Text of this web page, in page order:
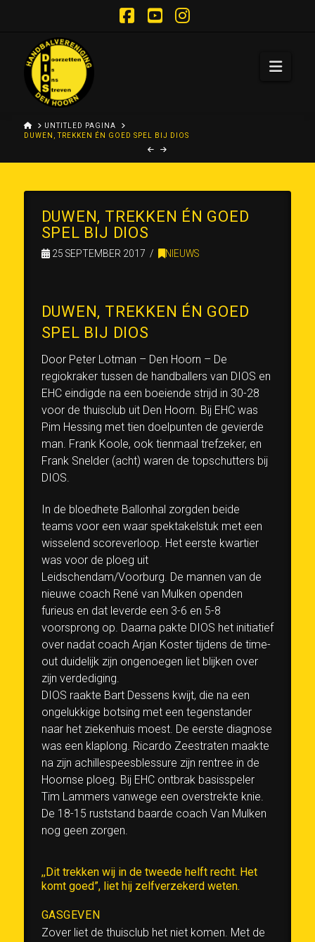
HOMEUNTITLED PAGINA
DUWEN, TREKKEN ÉN GOED SPEL BIJ DIOS
DUWEN, TREKKEN ÉN GOED
SPEL BIJ DIOS
25 SEPTEMBER 2017 NIEUWS
DUWEN, TREKKEN ÉN GOED
SPEL BIJ DIOS
Door Peter Lotman – Den Hoorn – De
regiokraker tussen de handballers van DIOS en
EHC eindigde na een boeiende strijd in 30-28
voor de thuisclub uit Den Hoorn. Bij EHC was
Pim Hessing met tien doelpunten de gevierde
man. Frank Koole, ook tienmaal trefzeker, en
Frank Snelder (acht) waren de topschutters bij
DIOS.
In de bloedhete Ballonhal zorgden beide
teams voor een waar spektakelstuk met een
wisselend scoreverloop. Het eerste kwartier
was voor de ploeg uit
Leidschendam/Voorburg. De mannen van de
nieuwe coach René van Mulken openden
furieus en dat leverde een 3-6 en 5-8
voorsprong op. Daarna pakte DIOS het initiatief
over nadat coach Arjan Koster tijdens de time-
out duidelijk zijn ongenoegen liet blijken over
zijn verdediging.
DIOS raakte Bart Dessens kwijt, die na een
ongelukkige botsing met een tegenstander
naar het ziekenhuis moest. De eerste diagnose
was een klaplong. Ricardo Zeestraten maakte
na zijn achillespeesblessure zijn rentree in de
Hoornse ploeg. Bij EHC ontbrak basisspeler
Tim Lammers vanwege een overstrekte knie.
De 18-15 ruststand baarde coach Van Mulken
nog geen zorgen.
,,Dit trekken wij in de tweede helft recht. Het
komt goed”, liet hij zelfverzekerd weten.
GASGEVEN
Zover liet de thuisclub het niet komen. Met de